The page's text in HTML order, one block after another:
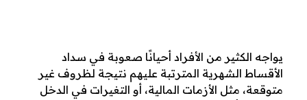
ن
م
يواجه الكثير من الأفراد أحيانًا صعوبة في سداد
الأقساط الشهرية المترتبة عليهم نتيجة لظروف غير
متوقعة، مثل الأزمات المالية، أو التغيرات في الدخل